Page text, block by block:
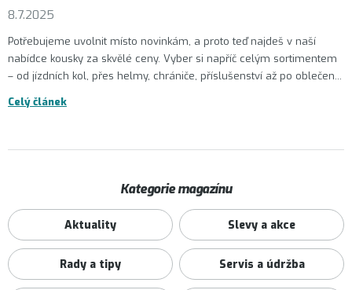
8.7.2025
Potřebujeme uvolnit místo novinkám, a proto teď najdeš v naší
nabídce kousky za skvělé ceny. Vyber si napříč celým sortimentem
– od jízdních kol, přes helmy, chrániče, příslušenství až po oblečen...
Celý článek
Kategorie magazínu
Aktuality Slevy a akce
Rady a tipy Servis a údržba